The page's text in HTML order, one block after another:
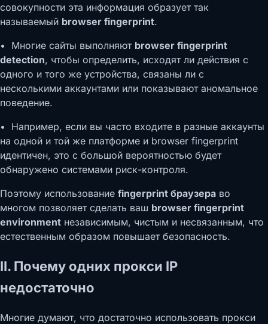
совокупности эта информация образует так
называемый browser fingerprint.
• Многие сайты выполняют browser fingerprint
detection, чтобы определить, исходят ли действия с
одного и того же устройства, связаны ли с
несколькими аккаунтами или показывают аномальное
поведение.
• Например, если вы часто входите в разные аккаунты
на одной и той же платформе и browser fingerprint
идентичен, это с большой вероятностью будет
обнаружено системами риск-контроля.
Поэтому использование fingerprint браузера во
многом позволяет сделать ваш browser fingerprint
environment независимым, чистым и несвязанным, что
естественным образом повышает безопасность.
II. Почему одних прокси IP
недостаточно
Многие думают, что достаточно использовать прокси